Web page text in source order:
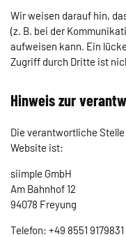
Wir weisen darauf hin,
(z. B. bei der
aufweisen kann. Ein
Zugriff durch Dritte ist
Hinweis zur
Die verantwortliche
Website ist:
siimple GmbH
Am Bahnhof 12
94078 Freyung
Telefon: +49 8551 9179831